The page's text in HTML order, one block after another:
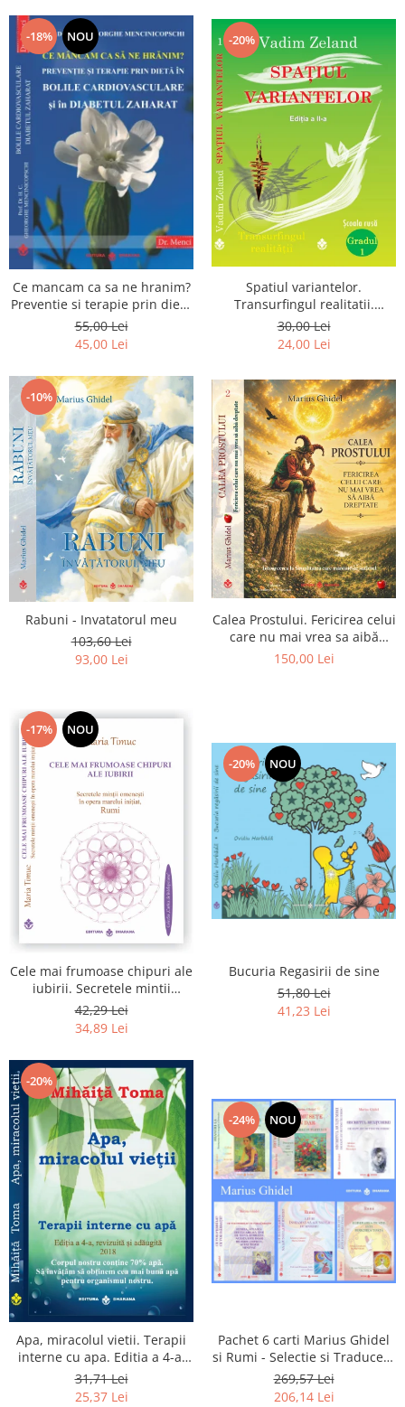
-18% NOU
Ce mancam ca sa ne hranim?
Preventie si terapie prin dieta
in bolile cardiovasculare si in
diabetul zaharat
55,00 Lei
45,00 Lei
-20%
Spatiul variantelor.
Transurfingul realitatii.
Gradul 1. Cum sa ne
dezvoltam intuitia si sa ne
alegem soarta
30,00 Lei
24,00 Lei
-10%
Rabuni - Invatatorul meu
103,60 Lei
93,00 Lei
Calea Prostului. Fericirea celui
care nu mai vrea sa aibă
dreptate - Intoarcerea la
150,00 Lei
-17% NOU
Cele mai frumoase chipuri ale
iubirii. Secretele mintii
omenesti in opera marelui
initiat, Rumi
42,29 Lei
34,89 Lei
-20% NOU
Bucuria Regasirii de sine
51,80 Lei
41,23 Lei
-20%
Apa, miracolul vietii. Terapii
interne cu apa. Editia a 4-a,
revizuita si adaugita.
31,71 Lei
25,37 Lei
-24% NOU
Pachet 6 carti Marius Ghidel
si Rumi - Selectie si Traducere
de Marius Ghidel
269,57 Lei
206,14 Lei